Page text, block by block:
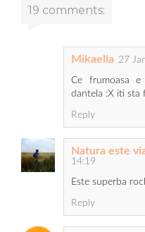
19 comments:
Mikaella 27
Ce frumoasa
dantela :X iti sta
Reply
Natura este
14:19
Este superba
Reply